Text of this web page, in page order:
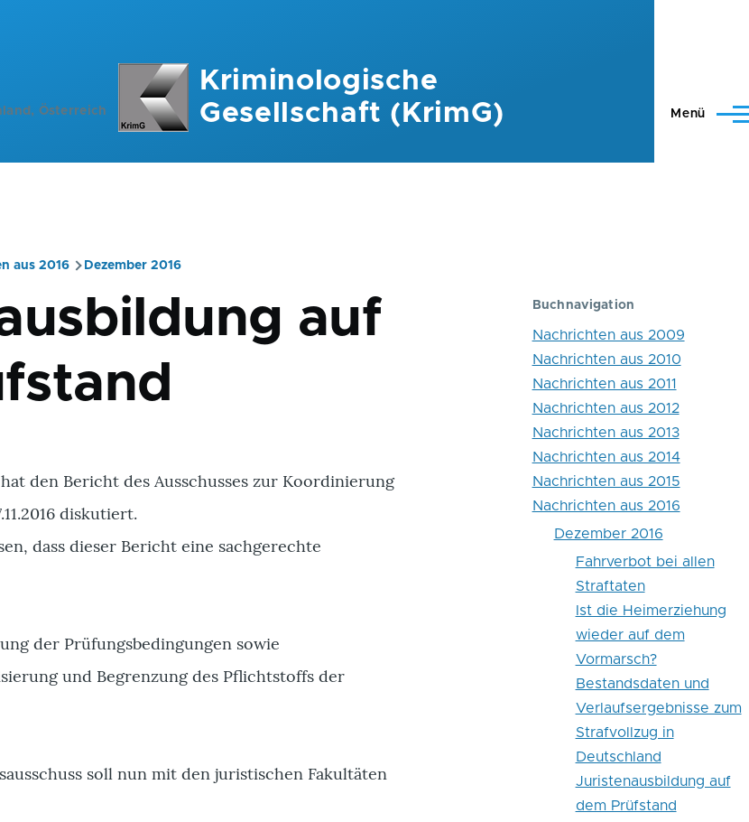
Österreich
Kriminologische
Gesellschaft (KrimG)
Menü
aus 2016 Dezember 2016
auf
den Bericht des Ausschusses zur Koordinierung
diskutiert.
dass dieser Bericht eine sachgerechte
der Prüfungsbedingungen sowie
und Begrenzung des Pflichtstoffs der
soll nun mit den juristischen Fakultäten
Buchnavigation
Nachrichten aus 2009
Nachrichten aus 2010
Nachrichten aus 2011
Nachrichten aus 2012
Nachrichten aus 2013
Nachrichten aus 2014
Nachrichten aus 2015
Nachrichten aus 2016
Dezember 2016
Fahrverbot bei allen
Straftaten
Ist die Heimerziehung
wieder auf dem
Vormarsch?
Bestandsdaten und
Verlaufsergebnisse zum
Strafvollzug in
Deutschland
Juristenausbildung auf
dem Prüfstand